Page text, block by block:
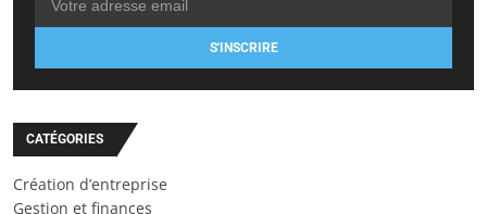
S'INSCRIRE
CATÉGORIES
Création d’entreprise
Gestion et finances